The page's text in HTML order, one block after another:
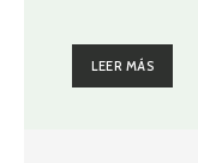
LEER MÁS